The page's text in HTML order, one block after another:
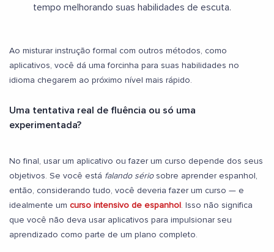
tempo melhorando suas habilidades de escuta.
Ao misturar instrução formal com outros métodos, como
aplicativos, você dá uma forcinha para suas habilidades no
idioma chegarem ao próximo nível mais rápido.
Uma tentativa real de fluência ou só uma
experimentada?
No final, usar um aplicativo ou fazer um curso depende dos seus
objetivos. Se você está falando sériosobre aprender espanhol,
então, considerando tudo, você deveria fazer um curso — e
idealmente um curso intensivo de espanhol. Isso não significa
que você não deva usar aplicativos para impulsionar seu
aprendizado como parte de um plano completo.